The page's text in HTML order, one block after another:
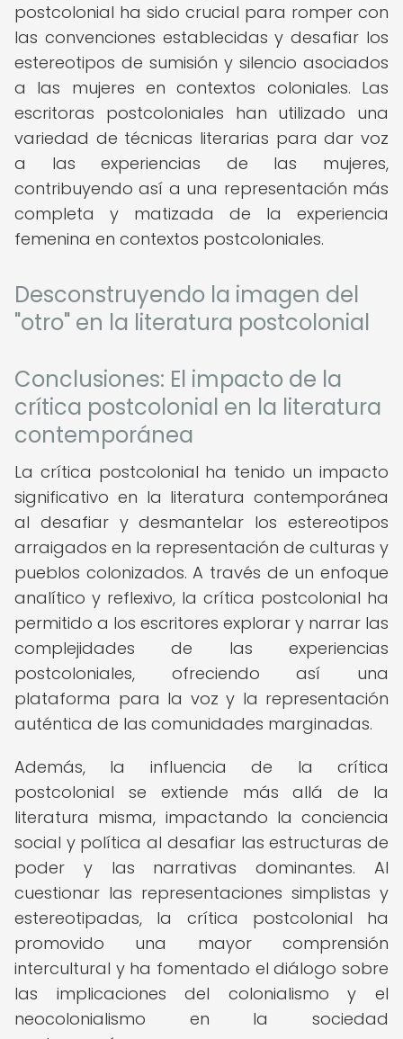
postcolonial ha sido crucial para romper con
las convenciones establecidas y desafiar los
estereotipos de sumisión y silencio asociados
a las mujeres en contextos coloniales. Las
escritoras postcoloniales han utilizado una
variedad de técnicas literarias para dar voz
a las experiencias de las mujeres,
contribuyendo así a una representación más
completa y matizada de la experiencia
femenina en contextos postcoloniales.
Desconstruyendo la imagen del
"otro" en la literatura postcolonial
Conclusiones: El impacto de la
crítica postcolonial en la literatura
contemporánea
La crítica postcolonial ha tenido un impacto
significativo en la literatura contemporánea
al desafiar y desmantelar los estereotipos
arraigados en la representación de culturas y
pueblos colonizados. A través de un enfoque
analítico y reflexivo, la crítica postcolonial ha
permitido a los escritores explorar y narrar las
complejidades de las experiencias
postcoloniales, ofreciendo así una
plataforma para la voz y la representación
auténtica de las comunidades marginadas.
Además, la influencia de la crítica
postcolonial se extiende más allá de la
literatura misma, impactando la conciencia
social y política al desafiar las estructuras de
poder y las narrativas dominantes. Al
cuestionar las representaciones simplistas y
estereotipadas, la crítica postcolonial ha
promovido una mayor comprensión
intercultural y ha fomentado el diálogo sobre
las implicaciones del colonialismo y el
neocolonialismo en la sociedad